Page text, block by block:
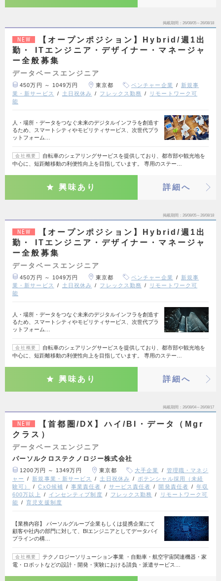
掲載期間 26/08/05～26/08/18
NEW
【オープンポジション】Hybrid/週1出
勤・ ITエンジニア・デザイナー・マネージャ
ー全般募集
データベースエンジニア
450万円 ～ 1049万円 東京都 ベンチャー企業
新規事
業・新サービス
土日祝休み フレックス勤務
リモートワーク可
能
人・場所・データをつなぐ未来のデジタルインフラを創造す
るため、スマートシティやモビリティサービス、次世代プラ
ットフォーム…
会社概要
自転車のシェアリングサービスを提供しており、都市部や観光地を
中心に、短距離移動の利便性向上を目指しています。 専用のステー…
興味あり 詳細へ
掲載期間 26/08/05～26/08/18
NEW
【オープンポジション】Hybrid/週1出
勤・ ITエンジニア・デザイナー・マネージャ
ー全般募集
データベースエンジニア
450万円 ～ 1049万円 東京都 ベンチャー企業
新規事
業・新サービス
土日祝休み フレックス勤務
リモートワーク可
能
人・場所・データをつなぐ未来のデジタルインフラを創造す
るため、スマートシティやモビリティサービス、次世代プラ
ットフォーム…
会社概要
自転車のシェアリングサービスを提供しており、都市部や観光地を
中心に、短距離移動の利便性向上を目指しています。 専用のステー…
興味あり 詳細へ
掲載期間 26/08/04～26/08/17
NEW
【首都圏/DX】ハイ/BI・データ（Mgr
クラス）
データベースエンジニア
パーソルクロステクノロジー株式会社
1200万円 ～ 1349万円 東京都 大手企業
管理職・マネジ
ャー
新規事業・新サービス 土日祝休み
ポテンシャル採用（未経
験可）
CxO候補 事業責任者 サービス責任者 開発責任者
年収
600万以上
インセンティブ制度 フレックス勤務
リモートワーク可
能
育児支援制度
【業務内容】 パーソルグループ企業もしくは提携企業にて
顧客や社内の部門に対して、BIエンジニアとしてデータパイ
プラインの構…
会社概要
テクノロジーソリューション事業 ・自動車・航空宇宙関連機器・家
電・ロボットなどの設計・開発・実験における請負・派遣サービス…